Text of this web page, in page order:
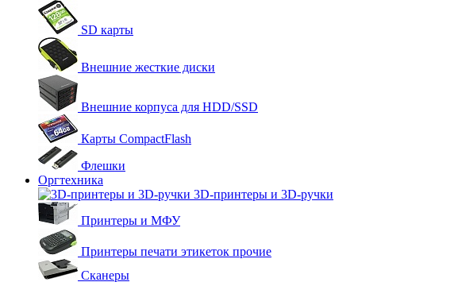
SD карты
Внешние жесткие диски
Внешние корпуса для HDD/SSD
Карты CompactFlash
Флешки
Оргтехника
3D-принтеры и 3D-ручки
Принтеры и МФУ
Принтеры печати этикеток прочие
Сканеры